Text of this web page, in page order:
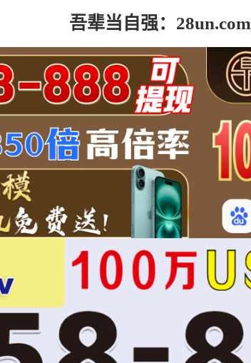
吾辈当自强：28un.com